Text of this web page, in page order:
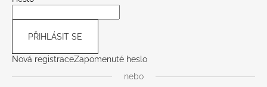
PŘIHLÁSIT SE
Nová registraceZapomenuté heslo
nebo